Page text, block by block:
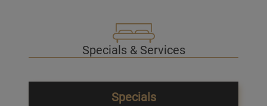
Specials & Services
Specials